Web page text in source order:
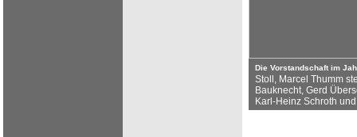
Die Vorstandschaft im
Stoll, Marcel Thumm
Bauknecht, Gerd
Karl-Heinz Schroth